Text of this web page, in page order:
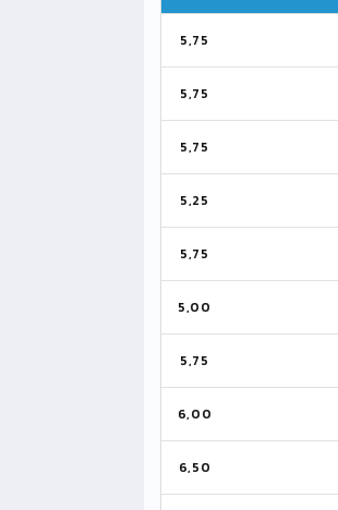
5,75
5,75
5,75
5,25
5,75
5,00
5,75
6,00
6,50